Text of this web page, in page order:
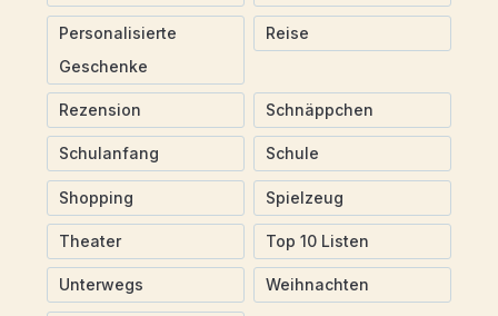
Personalisierte
Geschenke
Reise
Rezension Schnäppchen
Schulanfang Schule
Shopping Spielzeug
Theater Top 10 Listen
Unterwegs Weihnachten